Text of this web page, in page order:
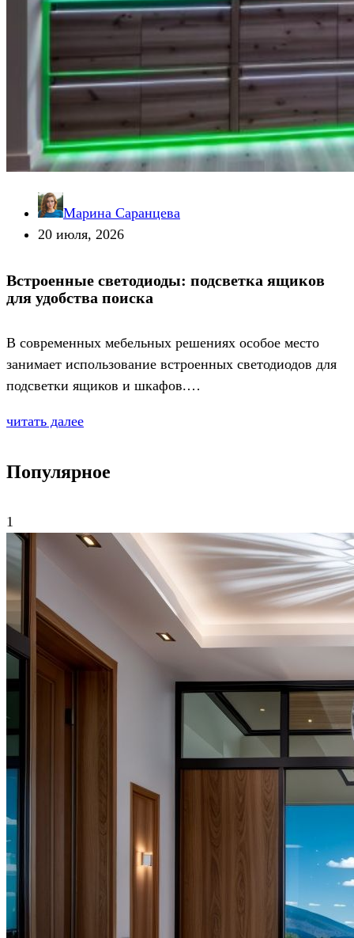
Марина Саранцева
20 июля, 2026
Встроенные светодиоды: подсветка ящиков
для удобства поиска
В современных мебельных решениях особое место
занимает использование встроенных светодиодов для
подсветки ящиков и шкафов.…
читать далее
Популярное
1